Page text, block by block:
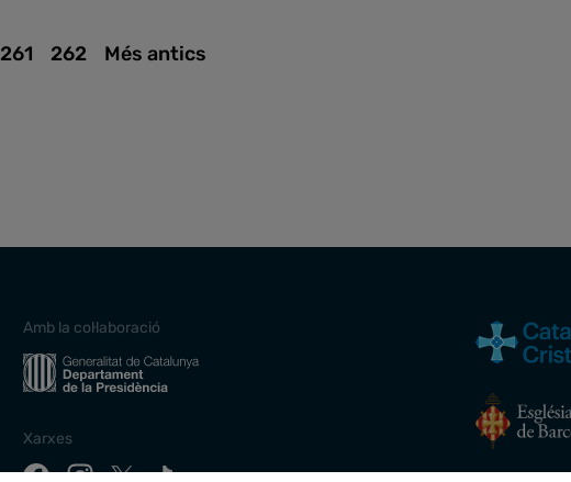
261 262 Més antics
Amb la col·laboració
Xarxes